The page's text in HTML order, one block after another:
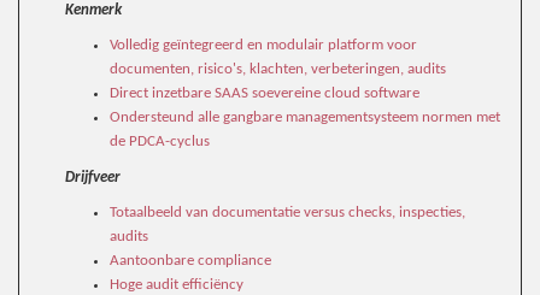
Kenmerk
Volledig geïntegreerd en modulair platform voor
documenten, risico's, klachten, verbeteringen, audits
Direct inzetbare SAAS soevereine cloud software
Ondersteund alle gangbare managementsysteem normen met
de PDCA-cyclus
Drijfveer
Totaalbeeld van documentatie versus checks, inspecties,
audits
Aantoonbare compliance
Hoge audit efficiëncy